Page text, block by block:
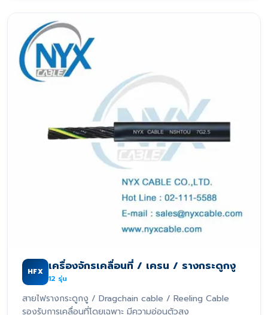
HFX เครื่องจักรเคลื่อนที่ / เครน / รางกระดูกงู
12 รุ่น
สายไฟรางกระดูกงู / Dragchain cable / Reeling Cable
รองรับการเคลื่อนที่โดยเฉพาะ มีความอ่อนตัวสูง